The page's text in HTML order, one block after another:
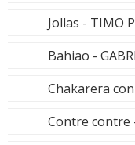
Jollas - TIMO
Bahiao -
Chakarera con
Contre contre